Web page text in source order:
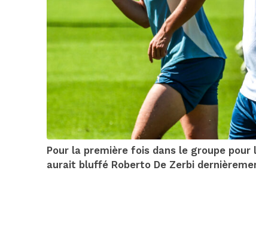
Pour la première fois dans le groupe pour
aurait bluffé Roberto De Zerbi